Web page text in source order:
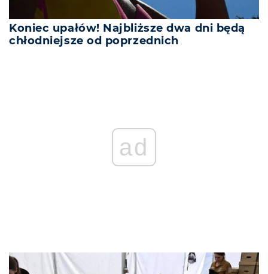
Koniec upałów! Najbliższe dwa dni będą
chłodniejsze od poprzednich
ad